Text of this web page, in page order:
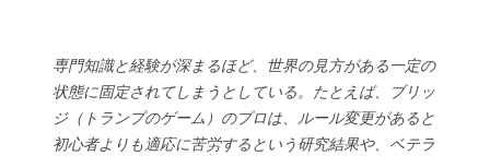
専門知識と経験が深まるほど、世界の見方がある一定の
状態に固定されてしまうとしている。たとえば、ブリッ
ジ（トランプのゲーム）のプロは、ルール変更があると
初心者よりも適応に苦労するという研究結果や、ベテラ